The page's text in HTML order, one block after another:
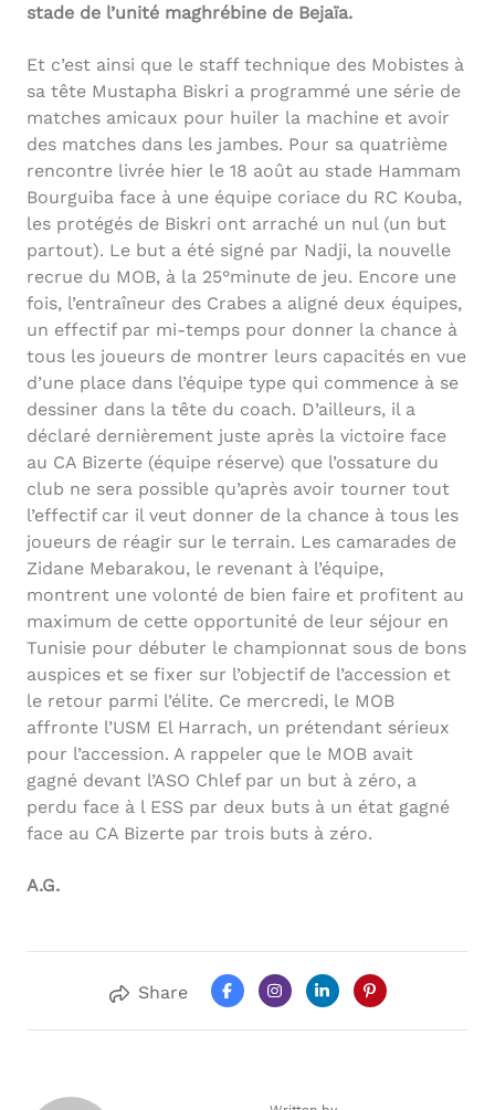
stade de l’unité maghrébine de Bejaïa.
Et c’est ainsi que le staff technique des Mobistes à
sa tête Mustapha Biskri a programmé une série de
matches amicaux pour huiler la machine et avoir
des matches dans les jambes. Pour sa quatrième
rencontre livrée hier le 18 août au stade Hammam
Bourguiba face à une équipe coriace du RC Kouba,
les protégés de Biskri ont arraché un nul (un but
partout). Le but a été signé par Nadji, la nouvelle
recrue du MOB, à la 25°minute de jeu. Encore une
fois, l’entraîneur des Crabes a aligné deux équipes,
un effectif par mi-temps pour donner la chance à
tous les joueurs de montrer leurs capacités en vue
d’une place dans l’équipe type qui commence à se
dessiner dans la tête du coach. D’ailleurs, il a
déclaré dernièrement juste après la victoire face
au CA Bizerte (équipe réserve) que l’ossature du
club ne sera possible qu’après avoir tourner tout
l’effectif car il veut donner de la chance à tous les
joueurs de réagir sur le terrain. Les camarades de
Zidane Mebarakou, le revenant à l’équipe,
montrent une volonté de bien faire et profitent au
maximum de cette opportunité de leur séjour en
Tunisie pour débuter le championnat sous de bons
auspices et se fixer sur l’objectif de l’accession et
le retour parmi l’élite. Ce mercredi, le MOB
affronte l’USM El Harrach, un prétendant sérieux
pour l’accession. A rappeler que le MOB avait
gagné devant l’ASO Chlef par un but à zéro, a
perdu face à l ESS par deux buts à un état gagné
face au CA Bizerte par trois buts à zéro.
A.G.
Share